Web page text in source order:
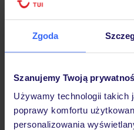
Zgoda
Szanujemy Twoją
Używamy technologii takich
poprawy komfortu
personalizowania
Dlaczego